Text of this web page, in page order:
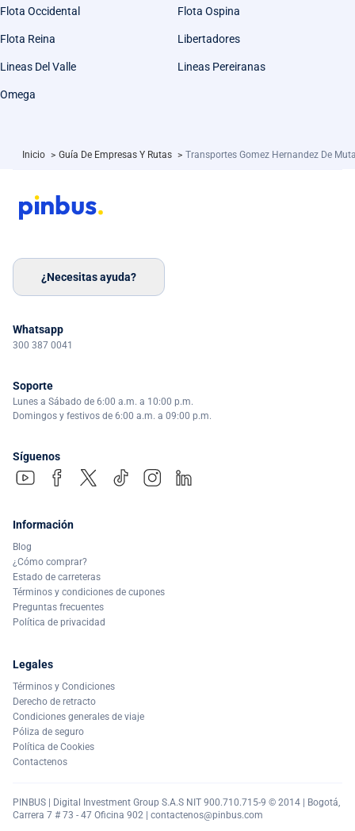
Flota Occidental Flota Ospina
Flota Reina Libertadores
Lineas Del Valle Lineas Pereiranas
Omega
Inicio > Guía De Empresas Y Rutas > Transportes Gomez Hernandez De
¿Necesitas ayuda?
Whatsapp
300 387 0041
Soporte
Lunes a Sábado de 6:00 a.m. a 10:00 p.m.
Domingos y festivos de 6:00 a.m. a 09:00 p.m.
Síguenos
Información
Blog
¿Cómo comprar?
Estado de carreteras
Términos y condiciones de cupones
Preguntas frecuentes
Política de privacidad
Legales
Términos y Condiciones
Derecho de retracto
Condiciones generales de viaje
Póliza de seguro
Política de Cookies
Contactenos
PINBUS | Digital Investment Group S.A.S NIT 900.710.715-9 © 2014 | Bogotá,
Carrera 7 # 73 - 47 Oficina 902 | contactenos@pinbus.com